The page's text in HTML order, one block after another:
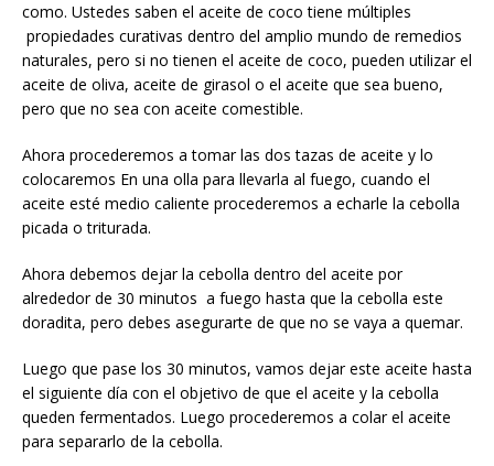
como. Ustedes saben el aceite de coco tiene múltiples
propiedades curativas dentro del amplio mundo de remedios
naturales, pero si no tienen el aceite de coco, pueden utilizar el
aceite de oliva, aceite de girasol o el aceite que sea bueno,
pero que no sea con aceite comestible.
Ahora procederemos a tomar las dos tazas de aceite y lo
colocaremos En una olla para llevarla al fuego, cuando el
aceite esté medio caliente procederemos a echarle la cebolla
picada o triturada.
Ahora debemos dejar la cebolla dentro del aceite por
alrededor de 30 minutos a fuego hasta que la cebolla este
doradita, pero debes asegurarte de que no se vaya a quemar.
Luego que pase los 30 minutos, vamos dejar este aceite hasta
el siguiente día con el objetivo de que el aceite y la cebolla
queden fermentados. Luego procederemos a colar el aceite
para separarlo de la cebolla.